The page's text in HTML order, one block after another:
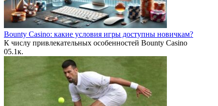
Bounty Casino: какие условия игры доступны новичкам?
К числу привлекательных особенностей Bounty Casino
05.1к.